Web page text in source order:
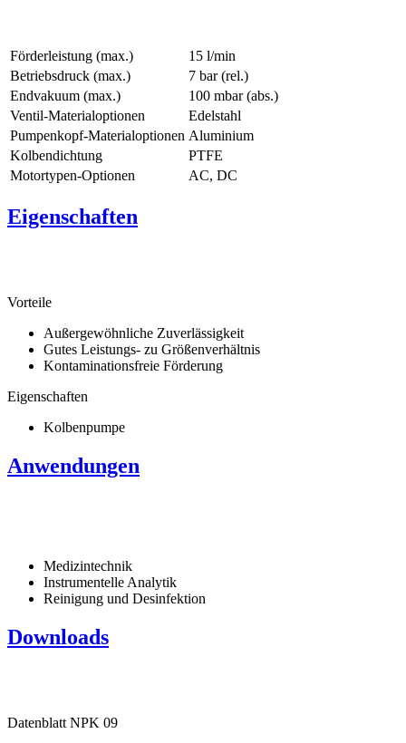
Förderleistung (max.)
15 l/min
Betriebsdruck (max.)
7 bar (rel.)
Endvakuum (max.)
100 mbar (abs.)
Ventil-Materialoptionen
Edelstahl
Pumpenkopf‑Materialoptionen Aluminium
Kolbendichtung
PTFE
Motortypen-Optionen
AC, DC
Eigenschaften
Vorteile
Außergewöhnliche Zuverlässigkeit
Gutes Leistungs- zu Größenverhältnis
Kontaminationsfreie Förderung
Eigenschaften
Kolbenpumpe
Anwendungen
Medizintechnik
Instrumentelle Analytik
Reinigung und Desinfektion
Downloads
Datenblatt NPK 09